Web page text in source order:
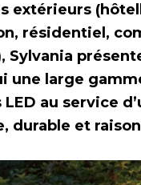
extérieurs
résidentiel,
Sylvania
une large
au service
durable et